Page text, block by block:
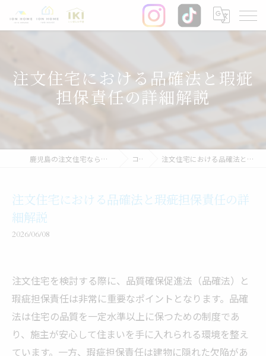
注文住宅における品確法と瑕疵
担保責任の詳細解説
鹿児島の注文住宅なら株式会社イオン・ホーム コラム 注文住宅における品確法と瑕疵担保責任の詳細解説
注文住宅における品確法と瑕疵担保責任の詳
細解説
2026/06/08
注文住宅を検討する際に、品質確保促進法（品確法）と
瑕疵担保責任は非常に重要なポイントとなります。品確
法は住宅の品質を一定水準以上に保つための制度であ
り、施主が安心して住まいを手に入れられる環境を整え
ています。一方、瑕疵担保責任は建物に隠れた欠陥があ